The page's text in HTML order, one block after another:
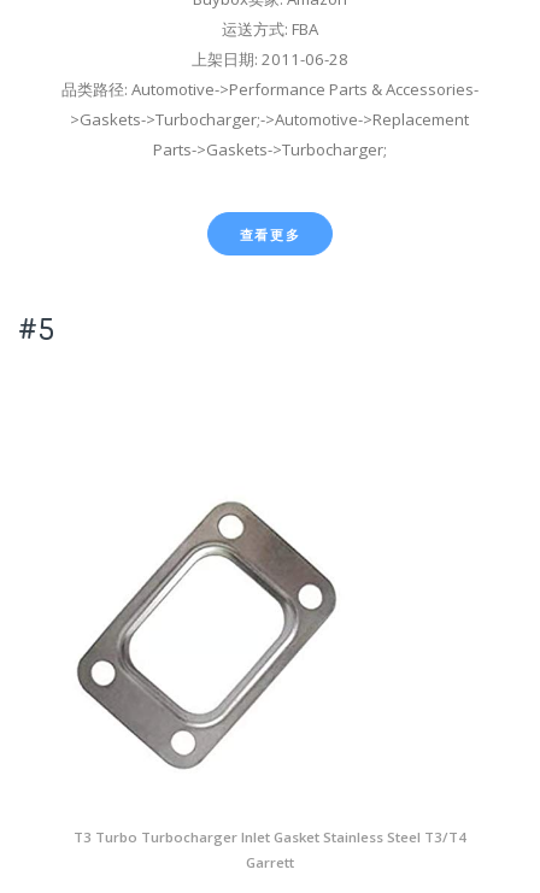
运送方式: FBA
上架日期: 2011-06-28
品类路径: Automotive->Performance Parts & Accessories-
>Gaskets->Turbocharger;->Automotive->Replacement
Parts->Gaskets->Turbocharger;
查看更多
#5
T3 Turbo Turbocharger Inlet Gasket Stainless Steel T3/T4
Garrett